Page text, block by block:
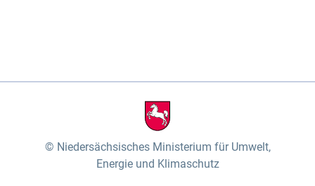
Niedersächsisches Ministerium für Umwelt,
Energie und Klimaschutz